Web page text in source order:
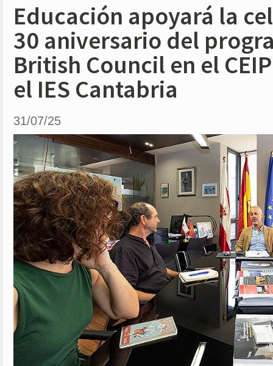
Educación apoyará la
30 aniversario del
British Council en el
el IES Cantabria
31/07/25